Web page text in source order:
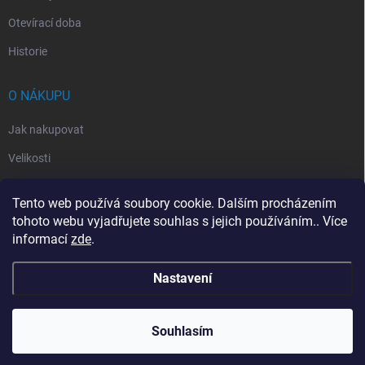
Tento web používá soubory cookie. Dalším procházením
tohoto webu vyjadřujete souhlas s jejich používáním.. Více
informací zde.
Nastavení
Souhlasím
Otevírací doba
Historie
O NÁKUPU
Jak nakupovat
Velikosti
Vrácení, reklamace
Obchodní podmínky
Handballeshop.eu . Všechna práva vyhrazena.